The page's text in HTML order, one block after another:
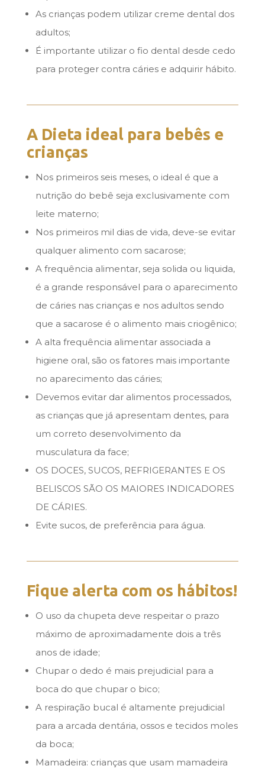
As crianças podem utilizar creme dental dos
adultos;
É importante utilizar o fio dental desde cedo
para proteger contra cáries e adquirir hábito.
A Dieta ideal para bebês e
crianças
Nos primeiros seis meses, o ideal é que a
nutrição do bebê seja exclusivamente com
leite materno;
Nos primeiros mil dias de vida, deve-se evitar
qualquer alimento com sacarose;
A frequência alimentar, seja solida ou liquida,
é a grande responsável para o aparecimento
de cáries nas crianças e nos adultos sendo
que a sacarose é o alimento mais criogênico;
A alta frequência alimentar associada a
higiene oral, são os fatores mais importante
no aparecimento das cáries;
Devemos evitar dar alimentos processados,
as crianças que já apresentam dentes, para
um correto desenvolvimento da
musculatura da face;
OS DOCES, SUCOS, REFRIGERANTES E OS
BELISCOS SÃO OS MAIORES INDICADORES
DE CÁRIES.
Evite sucos, de preferência para água.
Fique alerta com os hábitos!
O uso da chupeta deve respeitar o prazo
máximo de aproximadamente dois a três
anos de idade;
Chupar o dedo é mais prejudicial para a
boca do que chupar o bico;
A respiração bucal é altamente prejudicial
para a arcada dentária, ossos e tecidos moles
da boca;
Mamadeira: crianças que usam mamadeira